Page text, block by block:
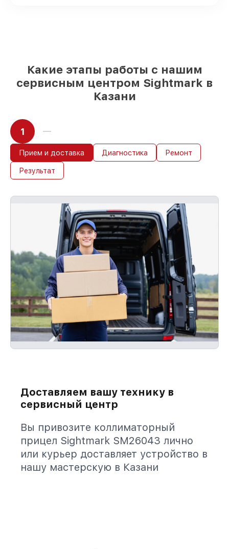
Какие этапы работы с нашим
сервисным центром Sightmark в
Казани
1
Прием и доставка Диагностика Ремонт
Результат
Доставляем вашу технику в
сервисный центр
Вы привозите коллиматорный
прицел Sightmark SM26043 лично
или курьер доставляет устройство в
нашу мастерскую в Казани